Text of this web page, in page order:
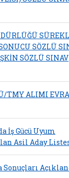
SÖZLÜ
SÖZLÜ SINAV
TMY ALIMI
İş Gücü Uyum
Asil Aday